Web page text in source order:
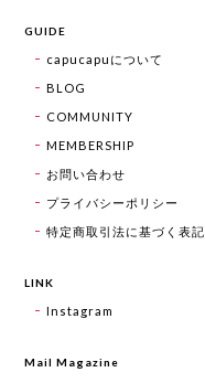
GUIDE
capucapuについて
BLOG
COMMUNITY
MEMBERSHIP
お問い合わせ
プライバシーポリシー
特定商取引法に基づく表記
LINK
Instagram
Mail Magazine